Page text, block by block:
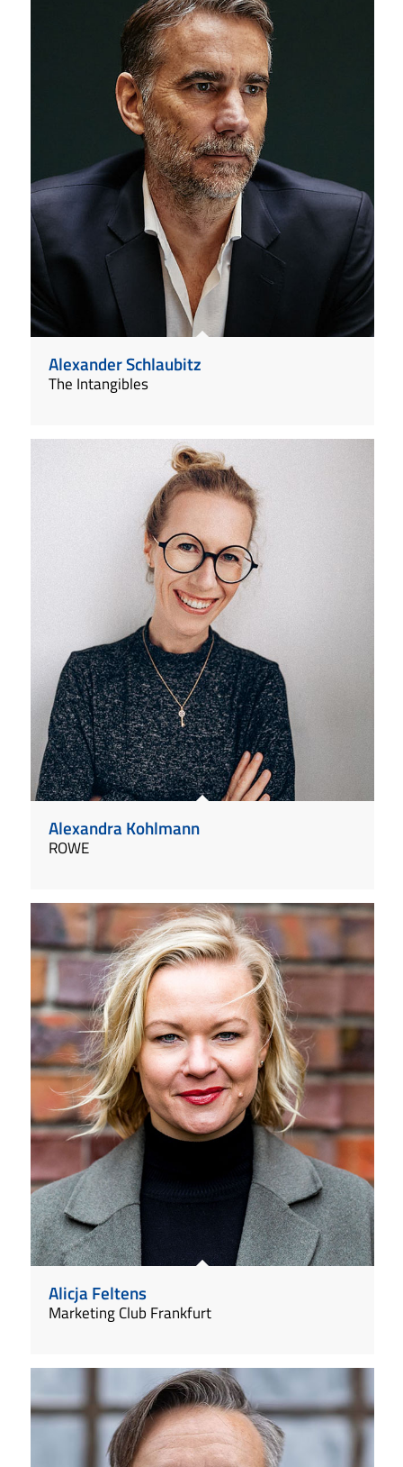
Alexander Schlaubitz
The Intangibles
Alexandra Kohlmann
ROWE
Alicja Feltens
Marketing Club Frankfurt